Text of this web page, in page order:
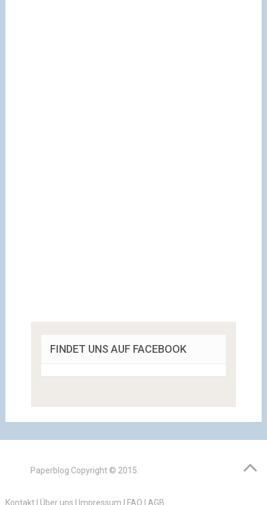
FINDET UNS AUF FACEBOOK
Paperblog Copyright © 2015.
Kontakt| Über uns | Impressum | FAQ | AGB